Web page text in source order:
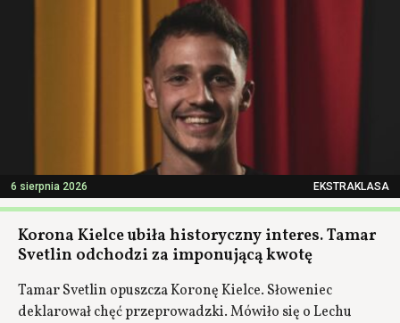
6 sierpnia 2026 EKSTRAKLASA
Korona Kielce ubiła historyczny interes. Tamar
Svetlin odchodzi za imponującą kwotę
Tamar Svetlin opuszcza Koronę Kielce. Słoweniec
deklarował chęć przeprowadzki. Mówiło się o Lechu